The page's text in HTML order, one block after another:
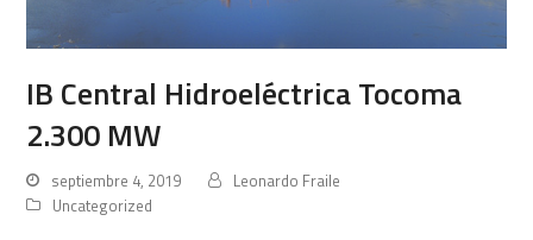
IB Central Hidroeléctrica Tocoma
2.300 MW
septiembre 4, 2019
Leonardo Fraile
Uncategorized